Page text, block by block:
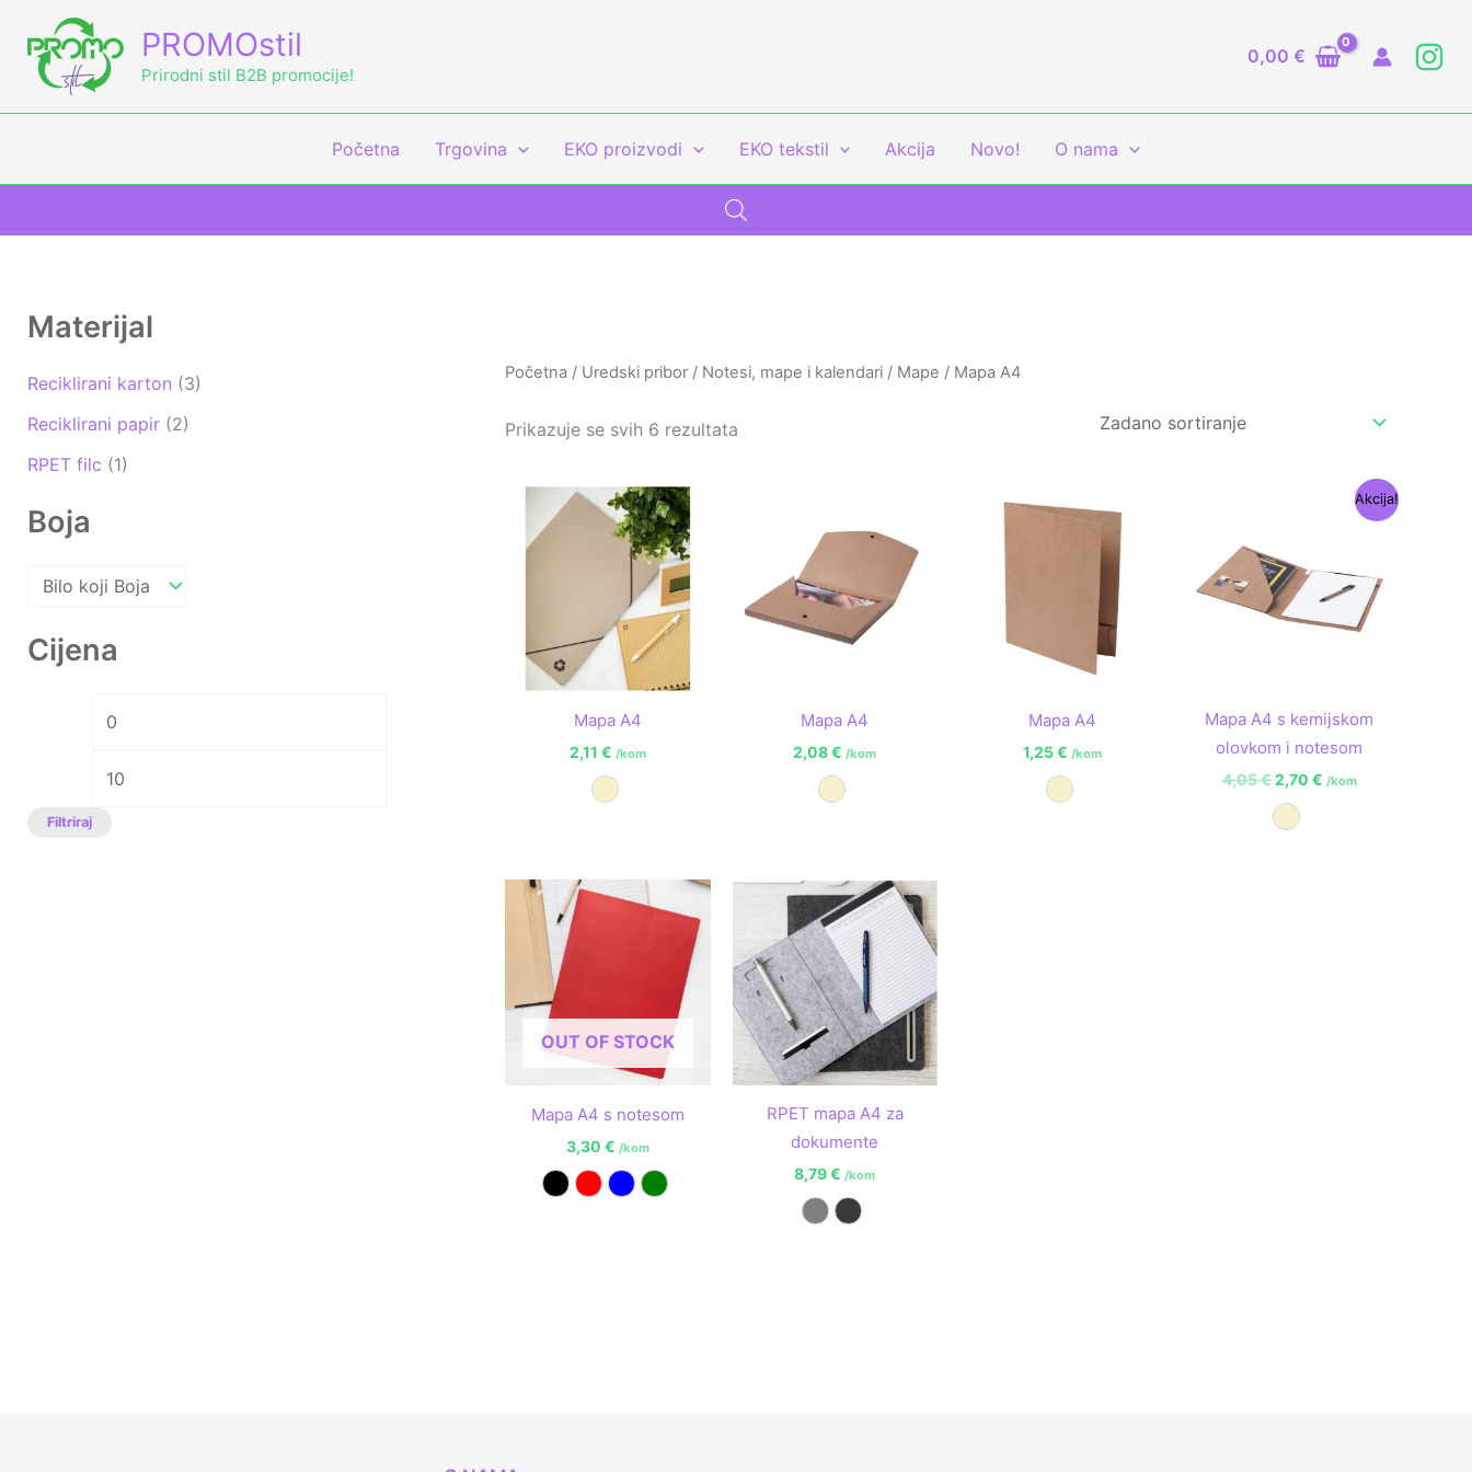
content
PROMOstil
Prirodni stil B2B promocije!
0,00 €
Početna Trgovina EKO proizvodi EKO tekstil Akcija Novo! O nama
Materijal
Reciklirani karton (3)
Reciklirani papir (2)
RPET filc (1)
Boja
Cijena
i
n
e
c
j
Filtriraj
Početna / Uredski pribor / Notesi, mape i kalendari / Mape / Mapa A4
Prikazuje se svih 6 rezultata
Mapa A4
2,11 € /kom
Prirodna
Mapa A4
2,08€ /kom
Prirodna
Mapa A4
1,25€ /kom
Prirodna
Akcija!
Mapa A4 s kemijskom
olovkom i notesom
4,05€
je:
4,05 €.
2,70 €
Trenutna
cijena
/kom
Prirodna
OUT OF STOCK
Mapa A4 s notesom
3,30 € /kom
CrnaCrvena
PlavaZelena
RPET mapa A4 za
dokumente
8,79€ /kom
SivaTamno siva